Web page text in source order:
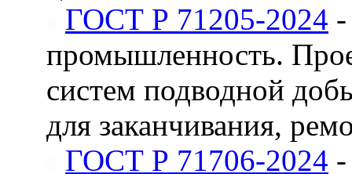
ГОСТ Р 71205-2024
промышленность.
систем подводной
для заканчивания,
ГОСТ Р 71706-2024